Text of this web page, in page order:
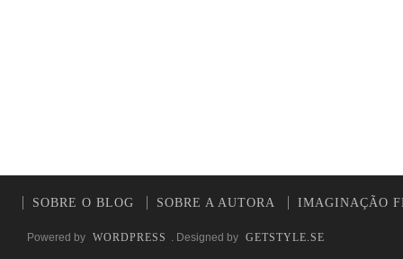
SOBRE O BLOG SOBRE A AUTORA IMAGINAÇÃO
Powered by WORDPRESS . Designed by GETSTYLE.SE